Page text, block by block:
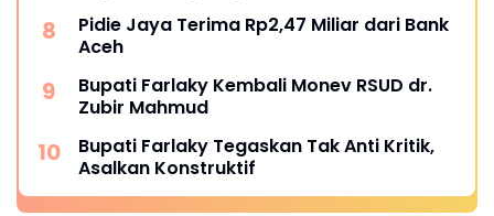
Pidie Jaya Terima Rp2,47 Miliar dari Bank
Aceh
Bupati Farlaky Kembali Monev RSUD dr.
Zubir Mahmud
Bupati Farlaky Tegaskan Tak Anti Kritik,
Asalkan Konstruktif